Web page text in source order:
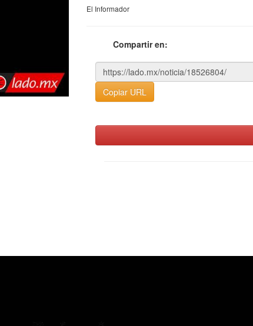
El Informador
Compartir en:
Copiar URL